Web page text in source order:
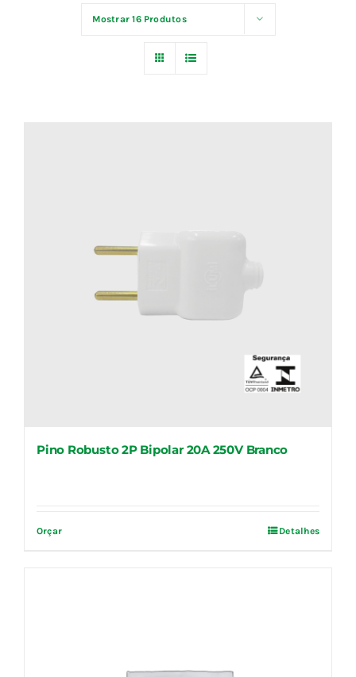
Materiais
Rastreamento de Pedidos
Área do representante ILUMI
Mostrar16 Produtos
Pino Robusto 2P Bipolar 20A 250V Branco
Orçar Detalhes